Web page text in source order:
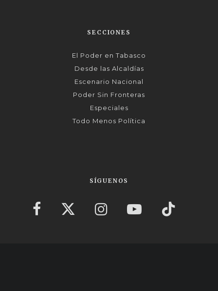
SECCIONES
El Poder en Tabasco
Desde las Alcaldías
Escenario Nacional
Poder Sin Fronteras
Especiales
Todo Menos Política
SÍGUENOS